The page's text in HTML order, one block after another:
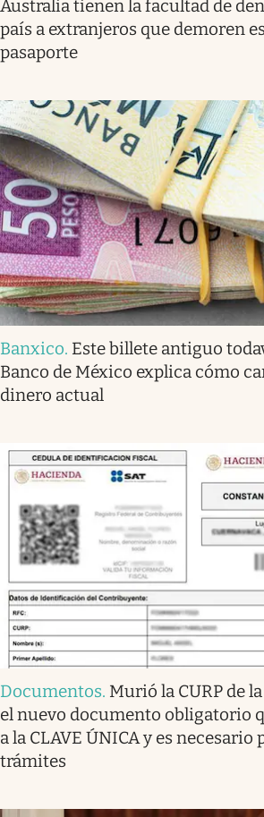
Australia tienen la facultad de
país a extranjeros que demoren
pasaporte
Banxico. Este billete antiguo
Banco de México explica cómo
dinero actual
Documentos. Murió la CURP de
el nuevo documento obligatorio
a la CLAVE ÚNICA y es necesario
trámites